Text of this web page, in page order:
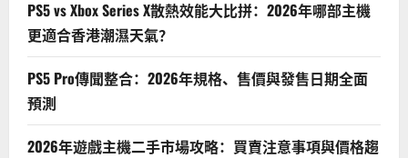
PS5 vs Xbox Series X散熱效能大比拼：2026年哪部主機
更適合香港潮濕天氣？
PS5 Pro傳聞整合：2026年規格、售價與發售日期全面
預測
2026年遊戲主機二手市場攻略：買賣注意事項與價格趨